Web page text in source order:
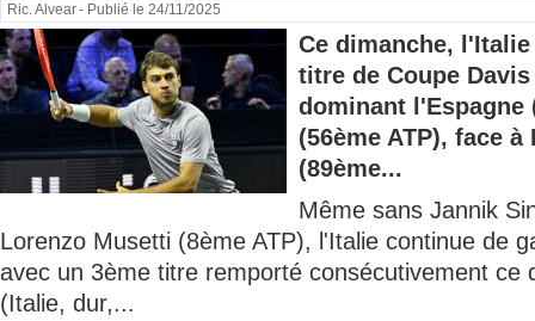
Ric. Alvear- Publié le 24/11/2025
Ce dimanche,
titre de Coupe
dominant l'Espagne
(56ème ATP), face
(89ème...
Même sans Jannik
Lorenzo Musetti (8ème ATP), l'Italie continue de
avec un 3ème titre remporté consécutivement ce
(Italie, dur,...